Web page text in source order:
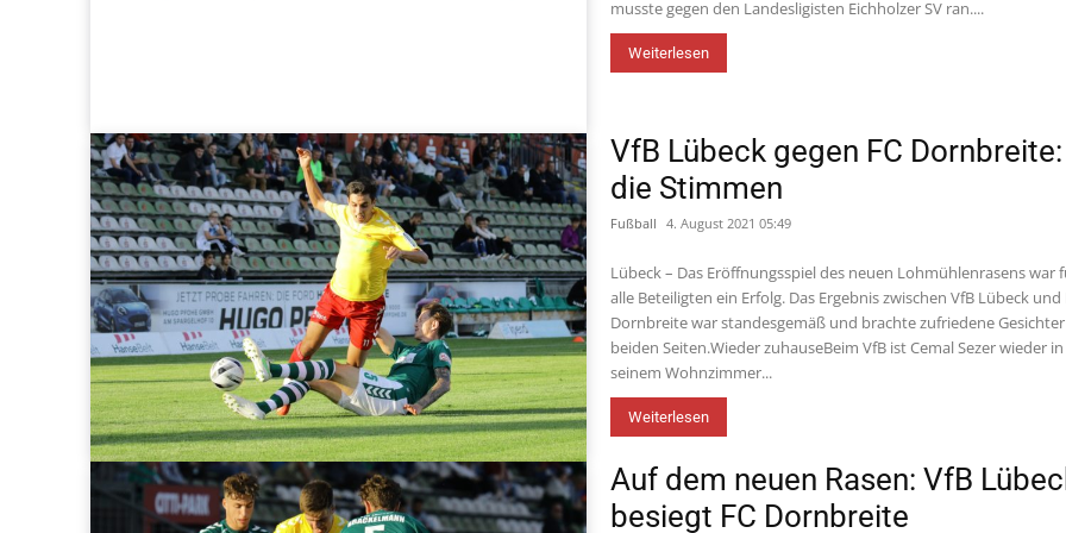
musste gegen den Landesligisten Eichholzer SV ran....
Weiterlesen
VfB Lübeck gegen FC Dornbreite:
die Stimmen
Fußball 4. August 2021 05:49
Lübeck – Das Eröffnungsspiel des neuen Lohmühlenrasens war
alle Beteiligten ein Erfolg. Das Ergebnis zwischen VfB Lübeck und
Dornbreite war standesgemäß und brachte zufriedene
beiden Seiten.Wieder zuhauseBeim VfB ist Cemal Sezer wieder in
seinem Wohnzimmer...
Weiterlesen
Auf dem neuen Rasen: VfB
besiegt FC Dornbreite